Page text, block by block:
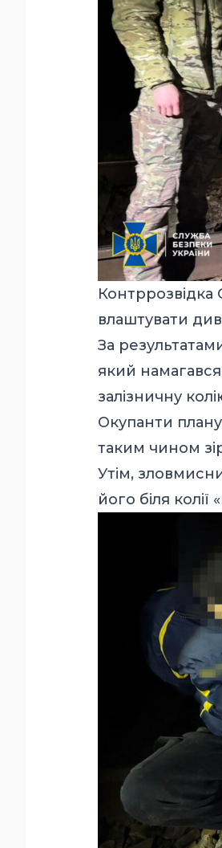
влаштувати
За
який
залізничну
Окупанти
таким чином
Утім,
його біля колії